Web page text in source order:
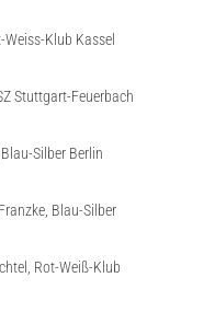
Klub Kassel
Stuttgart-Feuerbach
Silber Berlin
Blau-Silber
Rot-Weiß-Klub